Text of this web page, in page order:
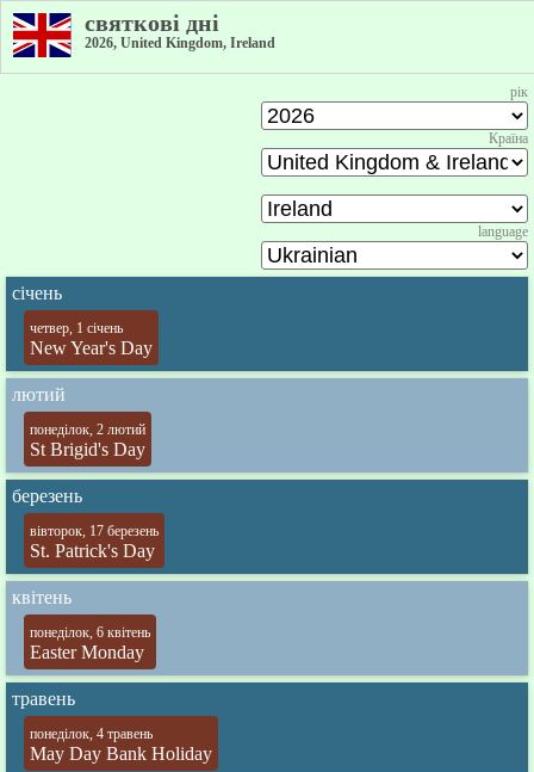
святкові дні
2026, United Kingdom, Ireland
рік
Країна
language
січень
четвер, 1 січень
New Year's Day
лютий
понеділок, 2 лютий
St Brigid's Day
березень
вівторок, 17 березень
St. Patrick's Day
квітень
понеділок, 6 квітень
Easter Monday
травень
понеділок, 4 травень
May Day Bank Holiday